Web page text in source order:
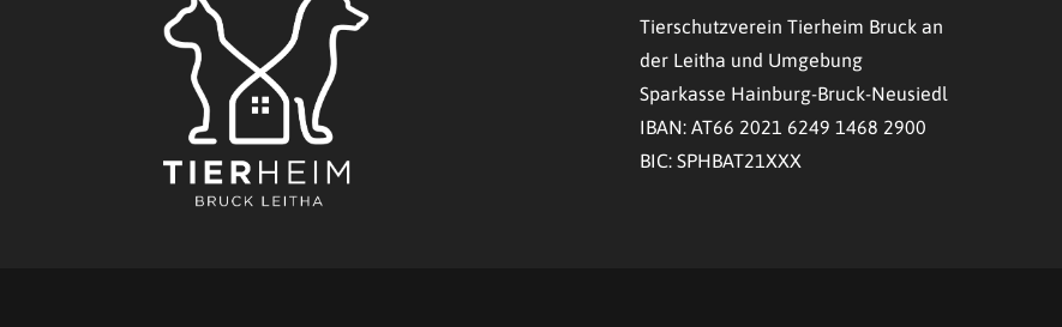
Tierschutzverein Tierheim Bruck an
der Leitha und Umgebung
Sparkasse Hainburg-Bruck-Neusiedl
IBAN: AT66 2021 6249 1468 2900
BIC: SPHBAT21XXX